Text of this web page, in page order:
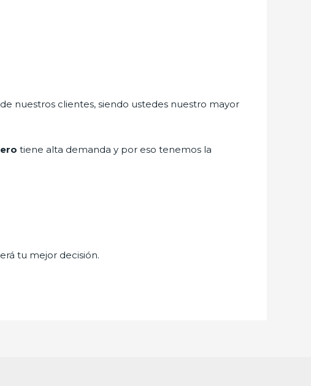
nuestros clientes, siendo ustedes nuestro mayor
tiene alta demanda y por eso tenemos la
tu mejor decisión.